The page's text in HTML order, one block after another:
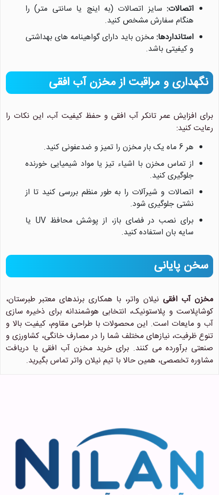
اتصالات: سایز اتصالات (به اینچ یا سانتی متر) را
هنگام سفارش مشخص کنید.
استانداردها:مخزن باید دارای گواهینامه های بهداشتی
و کیفیتی باشد.
نگهداری و مراقبت از مخزن آب افقی
برای افزایش عمر تانکر آب افقی و حفظ کیفیت آب، این نکات را
رعایت کنید:
هر 6 ماه یک بار مخزن را تمیز و ضدعفونی کنید.
از تماس مخزن با اشیاء تیز یا مواد شیمیایی خورنده
جلوگیری کنید.
اتصالات و شیرآلات را به طور منظم بررسی کنید تا از
نشتی جلوگیری شود.
برای نصب در فضای باز، از پوشش محافظ UV یا
سایه بان استفاده کنید.
سخن پایانی
مخزن آب افقی نیلان واتر، با همکاری برندهای معتبر طبرستان،
کوشاپلاست و پلاستونیک، انتخابی هوشمندانه برای ذخیره سازی
آب و مایعات است. این محصولات با طراحی مقاوم، کیفیت بالا و
تنوع ظرفیت، نیازهای مختلف شما را در مصارف خانگی، کشاورزی و
صنعتی برآورده می کنند. برای خرید مخزن آب افقی یا دریافت
مشاوره تخصصی، همین حالا با تیم نیلان واتر تماس بگیرید.